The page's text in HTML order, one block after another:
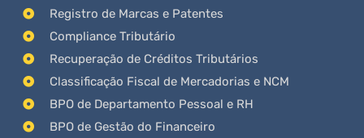
Registro de Marcas e Patentes
Compliance Tributário
Recuperação de Créditos Tributários
Classificação Fiscal de Mercadorias e NCM
BPO de Departamento Pessoal e RH
BPO de Gestão do Financeiro